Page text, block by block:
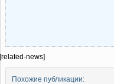
[related-news]
Похожие публикации: